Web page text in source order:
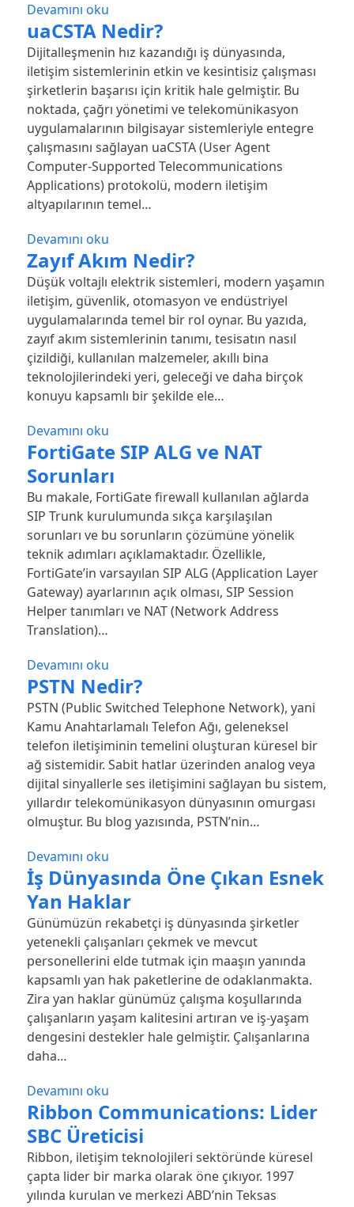
Devamını oku
uaCSTA Nedir?
Dijitalleşmenin hız kazandığı iş dünyasında,
iletişim sistemlerinin etkin ve kesintisiz çalışması
şirketlerin başarısı için kritik hale gelmiştir. Bu
noktada, çağrı yönetimi ve telekomünikasyon
uygulamalarının bilgisayar sistemleriyle entegre
çalışmasını sağlayan uaCSTA (User Agent
Computer-Supported Telecommunications
Applications) protokolü, modern iletişim
altyapılarının temel…
Devamını oku
Zayıf Akım Nedir?
Düşük voltajlı elektrik sistemleri, modern yaşamın
iletişim, güvenlik, otomasyon ve endüstriyel
uygulamalarında temel bir rol oynar. Bu yazıda,
zayıf akım sistemlerinin tanımı, tesisatın nasıl
çizildiği, kullanılan malzemeler, akıllı bina
teknolojilerindeki yeri, geleceği ve daha birçok
konuyu kapsamlı bir şekilde ele…
Devamını oku
FortiGate SIP ALG ve NAT
Sorunları
Bu makale, FortiGate firewall kullanılan ağlarda
SIP Trunk kurulumunda sıkça karşılaşılan
sorunları ve bu sorunların çözümüne yönelik
teknik adımları açıklamaktadır. Özellikle,
FortiGate’in varsayılan SIP ALG (Application Layer
Gateway) ayarlarının açık olması, SIP Session
Helper tanımları ve NAT (Network Address
Translation)…
Devamını oku
PSTN Nedir?
PSTN (Public Switched Telephone Network), yani
Kamu Anahtarlamalı Telefon Ağı, geleneksel
telefon iletişiminin temelini oluşturan küresel bir
ağ sistemidir. Sabit hatlar üzerinden analog veya
dijital sinyallerle ses iletişimini sağlayan bu sistem,
yıllardır telekomünikasyon dünyasının omurgası
olmuştur. Bu blog yazısında, PSTN’nin…
Devamını oku
İş Dünyasında Öne Çıkan Esnek
Yan Haklar
Günümüzün rekabetçi iş dünyasında şirketler
yetenekli çalışanları çekmek ve mevcut
personellerini elde tutmak için maaşın yanında
kapsamlı yan hak paketlerine de odaklanmakta.
Zira yan haklar günümüz çalışma koşullarında
çalışanların yaşam kalitesini artıran ve iş-yaşam
dengesini destekler hale gelmiştir. Çalışanlarına
daha…
Devamını oku
Ribbon Communications: Lider
SBC Üreticisi
Ribbon, iletişim teknolojileri sektöründe küresel
çapta lider bir marka olarak öne çıkıyor. 1997
yılında kurulan ve merkezi ABD’nin Teksas